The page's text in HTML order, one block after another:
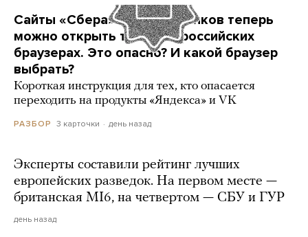
Сайты «Сбера» и других банков теперь
можно открыть только в российских
браузерах. Это опасно? И какой браузер
выбрать?
Короткая инструкция для тех, кто опасается
переходить на продукты «Яндекса» и VK
РАЗБОР 3 карточки день назад
Эксперты составили рейтинг лучших
европейских разведок. На первом месте —
британская MI6, на четвертом — СБУ и ГУР
день назад